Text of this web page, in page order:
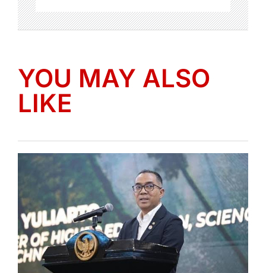
YOU MAY ALSO
LIKE